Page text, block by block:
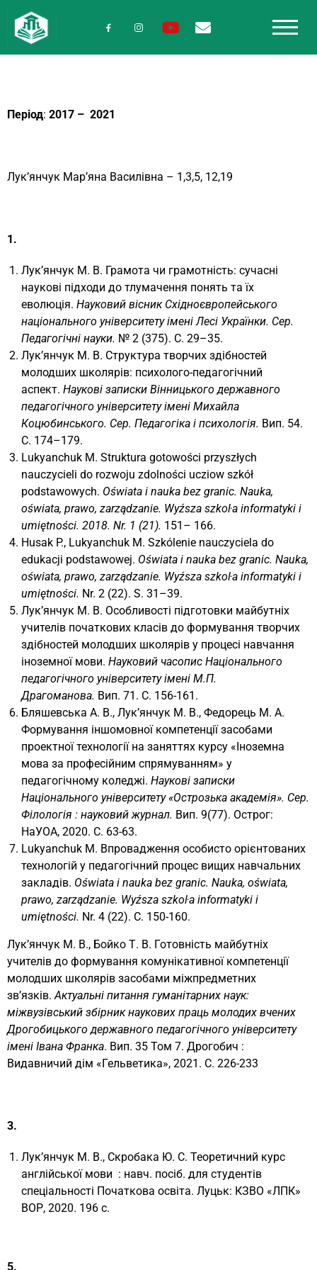
Період: 2017 – 2021
Лук’янчук Мар’яна Василівна – 1,3,5, 12,19
1.
Лук’янчук М. В. Грамота чи грамотність: сучасні
наукові підходи до тлумачення понять та їх
еволюція. Науковий вісник Східноєвропейського
національного університету імені Лесі Українки. Сер.
Педагогічні науки. № 2 (375). С. 29–35.
Лук’янчук М. В. Структура творчих здібностей
молодших школярів: психолого-педагогічний
аспект. Наукові записки Вінницького державного
педагогічного університету імені Михайла
Коцюбинського. Сер. Педагогіка і психологія. Вип. 54.
С. 174–179.
Lukyanchuk M. Struktura gotowości przyszłych
nauczycieli do rozwoju zdolności ucziow szkół
podstawowych. Oświata i nauka bez granic. Nauka,
oświata, prawo, zarządzanie. Wyźsza szkoŀa informatyki i
umiętności. 2018. Nr. 1 (21). 151– 166.
Husak P., Lukyanchuk M. Szkólenie nauczyciela do
edukacji podstawowej. Oświata i nauka bez granic. Nauka,
oświata, prawo, zarządzanie. Wyźsza szkoŀa informatyki i
umiętności. Nr. 2 (22). S. 31–39.
Лук’янчук М. В. Особливості підготовки майбутніх
учителів початкових класів до формування творчих
здібностей молодших школярів у процесі навчання
іноземної мови. Науковий часопис Національного
педагогічного університету імені М.П.
Драгоманова. Вип. 71. С. 156-161.
Бляшевська А. В., Лук’янчук М. В., Федорець М. А.
Формування іншомовної компетенції засобами
проектної технології на заняттях курсу «Іноземна
мова за професійним спрямуванням» у
педагогічному коледжі. Наукові записки
Національного університету «Острозька академія». Сер.
Філологія : науковий журнал. Вип. 9(77). Острог:
НаУОА, 2020. С. 63-63.
Lukyanchuk M. Впровадження особисто орієнтованих
технологій у педагогічний процес вищих навчальних
закладів. Oświata i nauka bez granic. Nauka, oświata,
prawo, zarządzanie. Wyźsza szkoŀa informatyki i
umiętności. Nr. 4 (22). С. 150-160.
Лук’янчук М. В., Бойко Т. В. Готовність майбутніх
учителів до формування комунікативної компетенції
молодших школярів засобами міжпредметних
зв’язків.Актуальні питання гуманітарних наук:
міжвузівський збірник наукових праць молодих вчених
Дрогобицького державного педагогічного університету
імені Івана Франка. Вип. 35 Том 7. Дрогобич :
Видавничий дім «Гельветика», 2021. С. 226-233
3.
Лук’янчук М. В., Скробака Ю. С. Теоретичний курс
англійської мови : навч. посіб. для студентів
спеціальності Початкова освіта. Луцьк: КЗВО «ЛПК»
ВОР, 2020. 196 с.
5.